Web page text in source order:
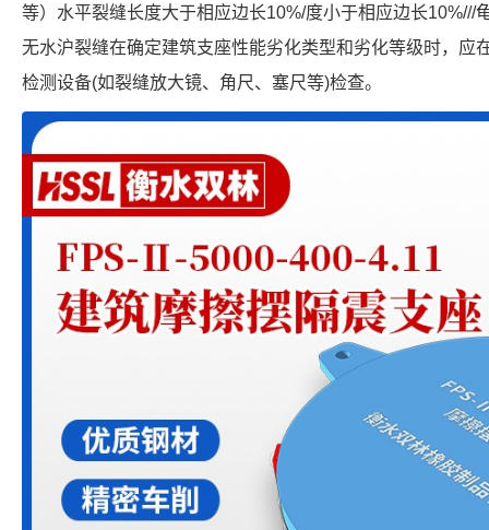
等）水平裂缝长度大于相应边长10%/度小于相应边长10%///
无水沪裂缝在确定建筑支座性能劣化类型和劣化等级时，应
检测设备(如裂缝放大镜、角尺、塞尺等)检查。